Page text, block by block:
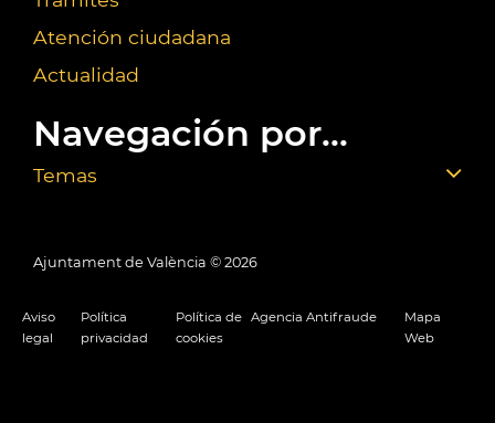
Atención ciudadana
Actualidad
Navegación por...
Temas
Ajuntament de València © 2026
Aviso
legal
Política
privacidad
Política de
cookies
Agencia Antifraude
Mapa
Web